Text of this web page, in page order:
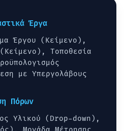
Έργα
Έργου (Κείμενο),
Τοποθεσία
με Υπεργολάβους
Πόρων
Υλικού (Drop-down),